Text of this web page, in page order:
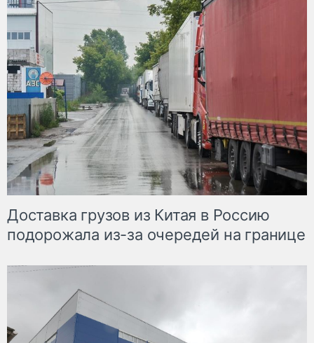
Доставка грузов из Китая в Россию
подорожала из-за очередей на границе